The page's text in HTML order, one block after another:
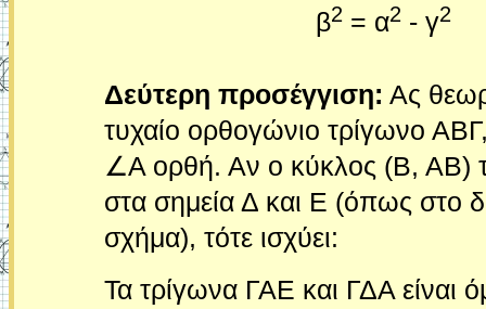
β2 = α2 - γ2
Δεύτερη προσέγγιση: Ας
τυχαίο ορθογώνιο τρίγωνο
∠Α ορθή. Αν ο κύκλος (Β, ΑΒ)
στα σημεία Δ και Ε (όπως στο
σχήμα), τότε ισχύει:
Τα τρίγωνα ΓΑΕ και ΓΔΑ είναι